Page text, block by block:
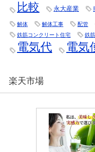
比較 永大産業
解体 解体工事 配管
鉄筋コンクリート住宅 鉄
電気代 電気
楽天市場